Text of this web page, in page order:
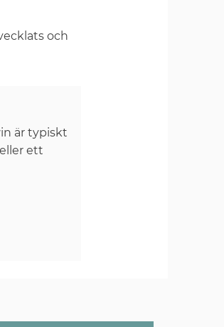
och
är typiskt
ett